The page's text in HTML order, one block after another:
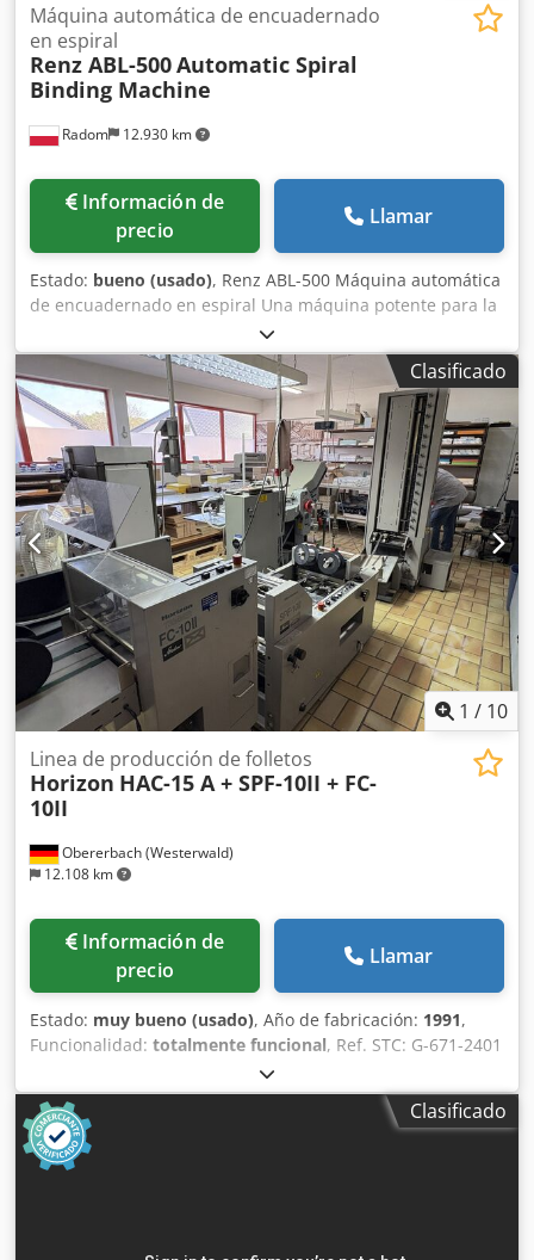
Radom 12.930 km
Máquina automática de encuadernado
en espiral
Renz ABL-500Automatic Spiral
Binding Machine
Información de
precio
Llamar
Estado: bueno (usado), Renz ABL-500 Máquina automática
de encuadernado en espiral Una máquina potente para la
producción de calendarios, blocs de notas y otros
productos encuadernados con espiral metálica. La
máquina alimenta automáticamente la espiral, la corta en
longitudes predefinidas, inserta la percha y cierra la
encuadernación. Tamaño máximo del alimentador: 500 x
700mm Tamaño mínimo del alimentador: 70 x 135mm
Grosor máximo: 15mm Mesa con alimentador de hojas
dobladas Crsdpjzmu Imefx Ah Hof Carga y montaje
automáticos de colgadores Recogida automática del
alambre desde la bobina con eliminación de separadores
del alambre Módulo de cierre Entrega Controlador central
para toda la máquina Capacidad de hasta 2500 ciclos/h
Alimentación de 380V + aire comprimido La máquina
dispone de un sistema centralizado de lubricación. Peso:
1300kg Incluye muchos componentes adicionales,
herramientas y documentación.
Clasificado
1 / 10
Obererbach (Westerwald)
12.108 km
Linea de producción de folletos
Horizon HAC-15 A + SPF-10II + FC-
10II
Información de
precio
Llamar
Estado: muy bueno (usado), Año de fabricación: 1991,
Funcionalidad: totalmente funcional, Ref. STC: G-671-2401
HORZON HAC-15 A + SPF-10II + FC-10II, año de fabricación:
1991 Equipamiento: - 1 torre de ensamblaje HAC 15 - Tipo:
SPF 10 II, estación de plegado y engrapado - n.º 62014 -
Cortadora FC-10 II Codpfezp D Iuex Ah Hjrf -->Disponible a
partir de: 08/2026
Clasificado